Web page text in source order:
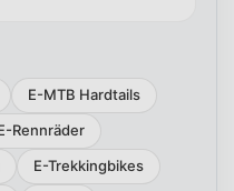
E-MTB Hardtails
Rennräder
E-Trekkingbikes